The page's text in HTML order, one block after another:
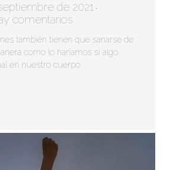
de 2021 •
comentarios
también tienen que sanarse de
como lo haríamos si algo
en nuestro cuerpo.